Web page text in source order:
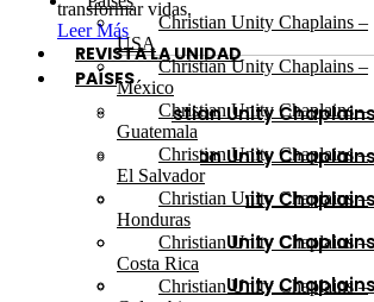
transformar vidas.
Leer Más
REVISTA LA UNIDAD
PAÍSES
Christian Unity
USA
Christian Unity
México
Christian Unity
Guatemala
Christian Unity
Salvador
Christian Unity
Christian Unity Chaplains –
USA
Christian Unity Chaplains –
México
Christian Unity Chaplains –
Guatemala
Christian Unity Chaplains –
El Salvador
Christian Unity Chaplains –
Honduras
Christian Unity Chaplains –
Costa Rica
Christian Unity Chaplains –